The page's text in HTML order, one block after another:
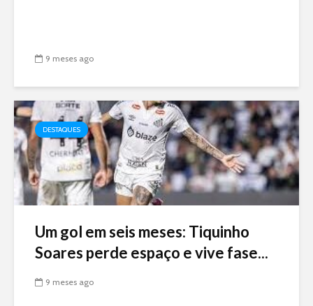
9 meses ago
DESTAQUES
Um gol em seis meses: Tiquinho
Soares perde espaço e vive fase...
9 meses ago